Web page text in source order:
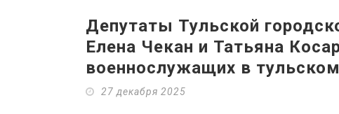
Депутаты Тульской
Елена Чекан и Татьяна
военнослужащих в
27 декабря 2025